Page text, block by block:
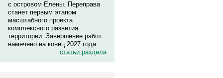
с островом Елены. Переправа
станет первым этапом
масштабного проекта
комплексного развития
территории. Завершение работ
намечено на конец 2027 года.
статьи раздела